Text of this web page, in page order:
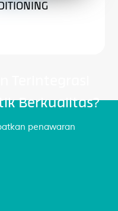
Berkualitas?
penawaran